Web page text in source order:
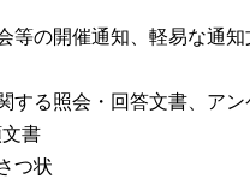
等の開催通知、軽易な通知
する照会・回答文書、アン
書
つ状